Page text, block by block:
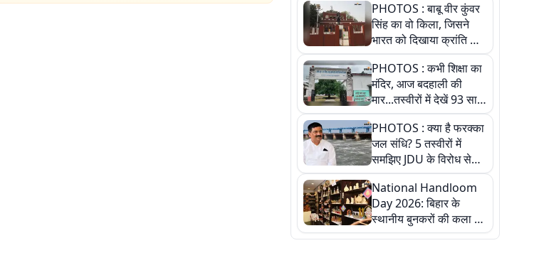
PHOTOS : बाबू वीर कुंवर
सिंह का वो किला, जिसने
भारत को दिखाया क्रांति का
रास्ता: तस्वीरों में देखिए
PHOTOS : कभी शिक्षा का
मंदिर, आज बदहाली की
मार...तस्वीरों में देखें 93 साल
पुराने इस हाई स्कूल की
हकीकत
PHOTOS : क्या है फरक्का
जल संधि? 5 तस्वीरों में
समझिए JDU के विरोध से
लेकर बिहार पर असर तक
पूरी कहानी
National Handloom
Day 2026: बिहार के
स्थानीय बुनकरों की कला को
सलाम, तस्वीरों में देखें